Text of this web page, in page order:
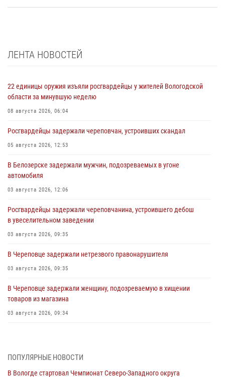
ЛЕНТА НОВОСТЕЙ
22 единицы оружия изъяли росгвардейцы у жителей Вологодской
области за минувшую неделю
08 августа 2026, 06:04
Росгвардейцы задержали череповчан, устроивших скандал
05 августа 2026, 12:53
В Белозерске задержали мужчин, подозреваемых в угоне
автомобиля
03 августа 2026, 12:06
Росгвардейцы задержали череповчанина, устроившего дебош
в увеселительном заведении
03 августа 2026, 09:35
В Череповце задержали нетрезвого правонарушителя
03 августа 2026, 09:35
В Череповце задержали женщину, подозреваемую в хищении
товаров из магазина
03 августа 2026, 09:34
самбо
ПОПУЛЯРНЫЕ НОВОСТИ
В Вологде стартовал Чемпионат Северо-Западного округа